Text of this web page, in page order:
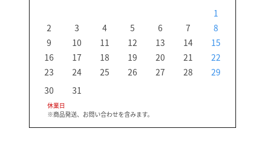
1
2
3 4 5 6 7
8
9
10 11 12 13 14
15
16
17 18 19 20 21
22
23
24 25 26 27 28
29
30
31
休業日
※商品発送、お問い合わせを含みます。